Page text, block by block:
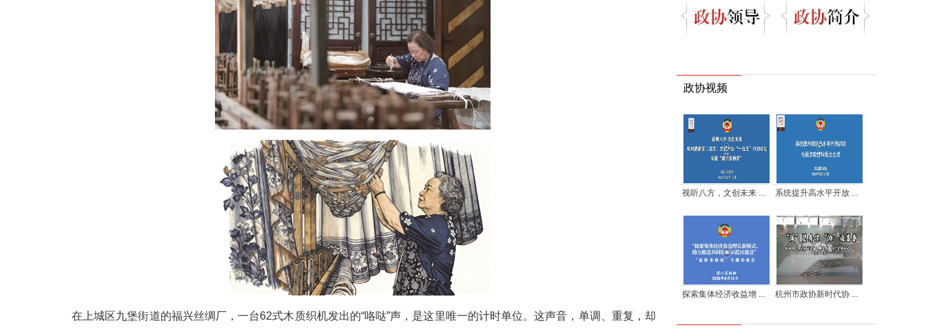
在上城区九堡街道的福兴丝绸厂，一台62式木质织机发出的“咯哒”声，是这里唯一的计时单位。这声音，单调、重复，却
政协视频
视听八方，文创未来 ... 系统提升高水平开放 ...
探索集体经济收益增 ... 杭州市政协新时代协 ...